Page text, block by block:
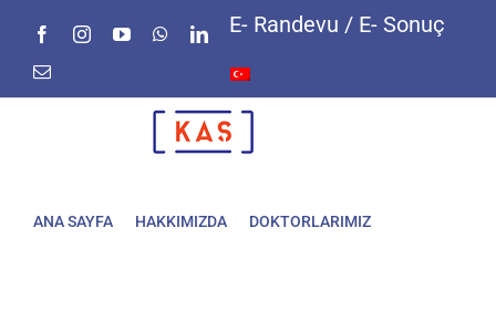
FacebookInstagramYouTubeWhatsAppLinkedIn
E-
E- Randevu / E- Sonuç
ANA SAYFA HAKKIMIZDA DOKTORLARIMIZ